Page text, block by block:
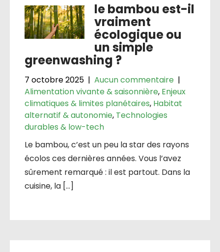
le bambou est-il
vraiment
écologique ou
un simple
greenwashing ?
7 octobre 2025 | Aucun commentaire |
Alimentation vivante & saisonnière, Enjeux
climatiques & limites planétaires, Habitat
alternatif & autonomie, Technologies
durables & low-tech
Le bambou, c’est un peu la star des rayons
écolos ces dernières années. Vous l’avez
sûrement remarqué : il est partout. Dans la
cuisine, la […]